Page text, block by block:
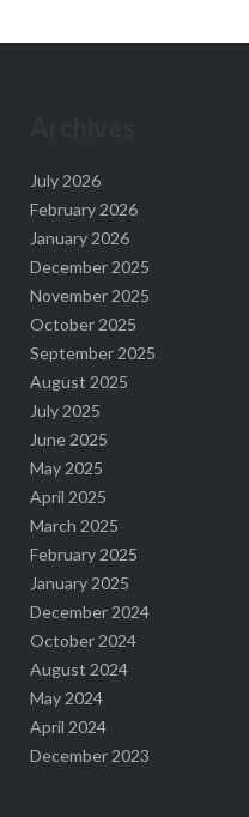
July 2026
February 2026
January 2026
December 2025
November 2025
October 2025
September 2025
August 2025
July 2025
June 2025
May 2025
April 2025
March 2025
February 2025
January 2025
December 2024
October 2024
August 2024
May 2024
April 2024
December 2023